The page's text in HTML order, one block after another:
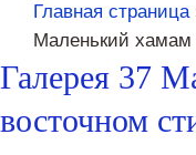
Главная страница
Маленький хамам
Галерея 37
восточном